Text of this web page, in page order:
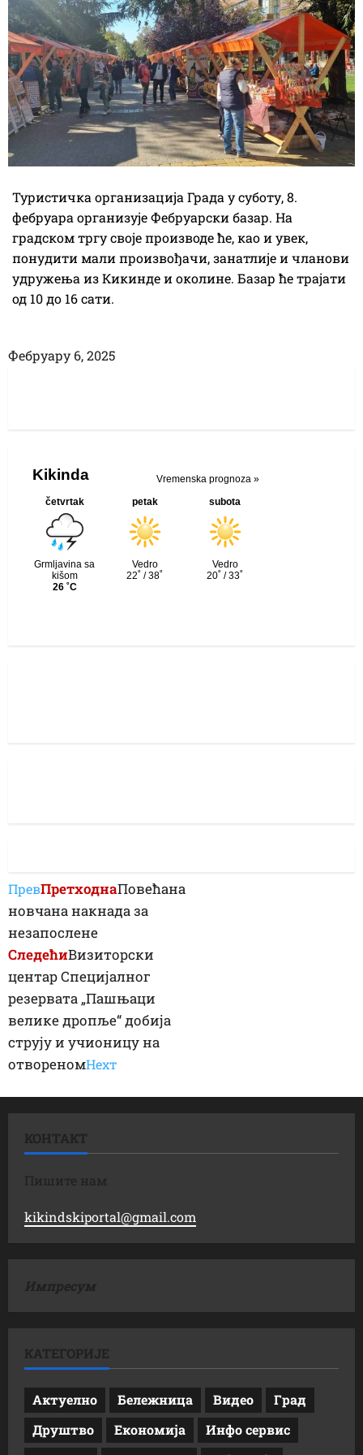
Туристичка организација Града у суботу, 8.
фебруара организује Фебруарски базар. На
градском тргу своје производе ће, као и увек,
понудити мали произвођачи, занатлије и чланови
удружења из Кикинде и околине. Базар ће трајати
од 10 до 16 сати.
Фебруарy 6, 2025
ПревПретходнаПовећана
новчана накнада за
незапослене
СледећиВизиторски
центар Специјалног
резервата „Пашњаци
велике дропље“ добија
струју и учионицу на
отвореномНеxт
КОНТАКТ
Пишите нам
kikindskiportal@gmail.com
Импресум
КАТЕГОРИЈЕ
Актуелно Бележница Видео
Град
Друштво
Економија
Инфо сервис